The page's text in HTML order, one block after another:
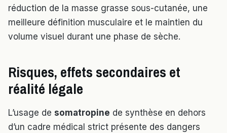
réduction de la masse grasse sous-cutanée, une
meilleure définition musculaire et le maintien du
volume visuel durant une phase de sèche.
Risques, effets secondaires et
réalité légale
L’usage de somatropine de synthèse en dehors
d’un cadre médical strict présente des dangers